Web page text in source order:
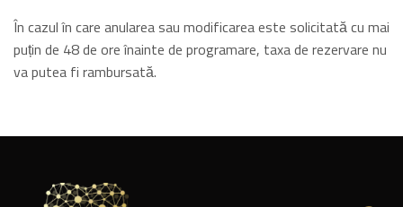
În cazul în care anularea sau modificarea este solicitată cu mai
puțin de 48 de ore înainte de programare, taxa de rezervare nu
va putea fi rambursată.